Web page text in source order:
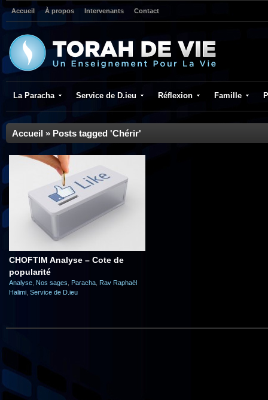
Accueil À propos Intervenants Contact
La Paracha Service de D.ieu Réflexion Famille
Accueil » Posts tagged 'Chérir'
CHOFTIM Analyse – Cote de
popularité
Analyse Nos sages Paracha Rav Raphaël
Halimi Service de D.ieu